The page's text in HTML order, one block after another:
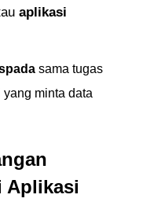
aplikasi
sama tugas
minta data
Aplikasi